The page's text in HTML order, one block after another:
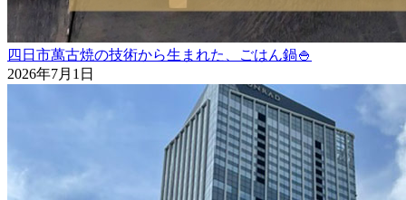
四日市萬古焼の技術から生まれた、ごはん鍋🍚
2026年7月1日